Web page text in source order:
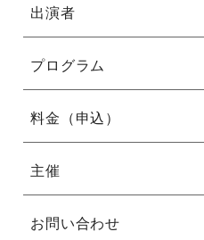
フェニーチェ堺 小ホール
※駐車台数が限られております
い。
出演者
相愛大学学長 釈 徹宗 他
プログラム
基調講演・セッション①・セッ
料金（申込）
無料（全席自由）
主催
関西・歴史文化首都フォーラム
お問い合わせ